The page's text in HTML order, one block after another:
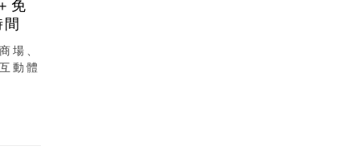
免
場、
動體